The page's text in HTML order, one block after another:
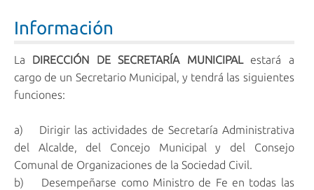
Información
La DIRECCIÓN DE SECRETARÍA MUNICIPALestará a
cargo de un Secretario Municipal, y tendrá las siguientes
funciones:
a) Dirigir las actividades de Secretaría Administrativa
del Alcalde, del Concejo Municipal y del Consejo
Comunal de Organizaciones de la Sociedad Civil.
b) Desempeñarse como Ministro de Fe en todas las